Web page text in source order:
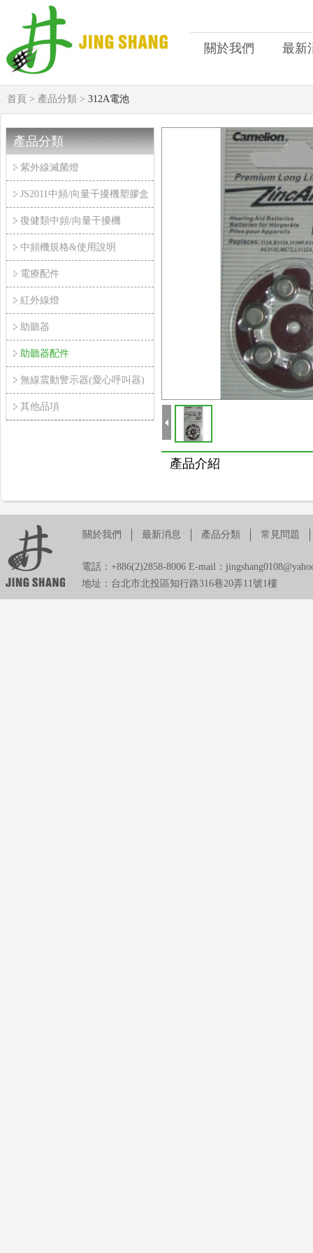
關於我們 最新
首頁 > 產品分類 > 312A電池
產品分類
紫外線滅菌燈
JS2011中頻/向量干擾機塑膠盒
復健類中頻/向量干擾機
中頻機規格&使用說明
電療配件
紅外線燈
助聽器
助聽器配件
無線震動警示器(愛心呼叫器)
其他品項
產品介紹
關於我們 最新消息 產品分類 常見問題
電話：+886(2)2858-8006 E-mail：
地址：台北市北投區知行路316巷20弄11號1樓